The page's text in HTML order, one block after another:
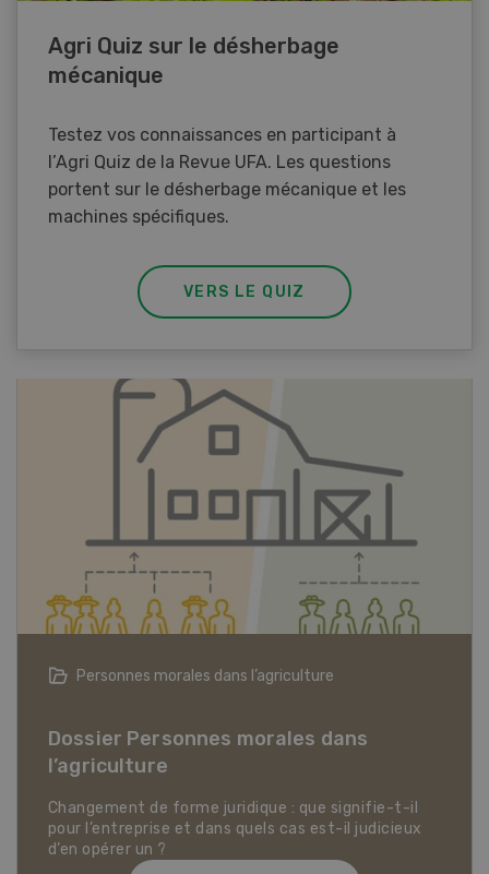
Agri Quiz sur le désherbage
mécanique
Testez vos connaissances en participant à
l’Agri Quiz de la Revue UFA. Les questions
portent sur le désherbage mécanique et les
machines spécifiques.
VERS LE QUIZ
Articles biologiques
Dossier Articles biologiques